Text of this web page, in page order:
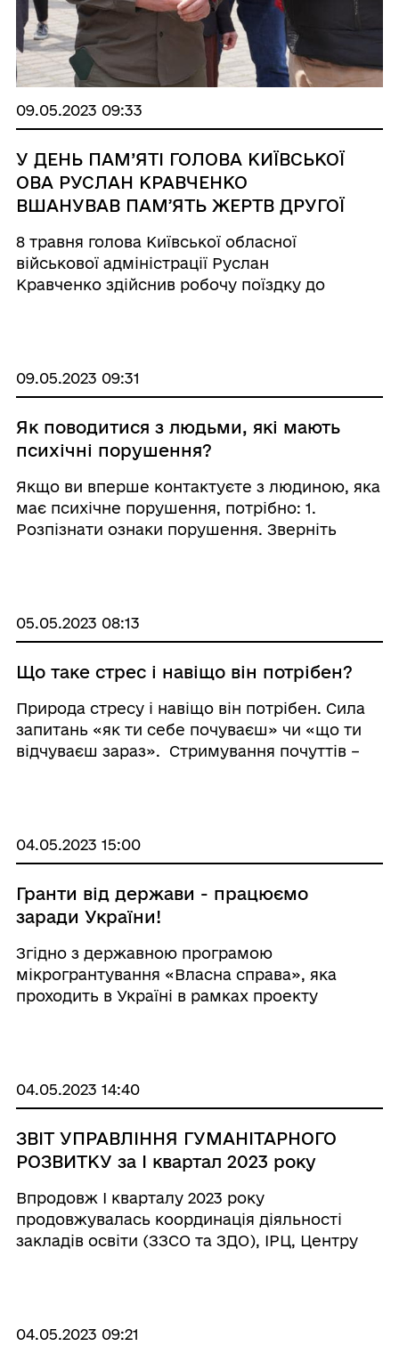
09.05.2023 09:33
У ДЕНЬ ПАМ’ЯТІ ГОЛОВА КИЇВСЬКОЇ
ОВА РУСЛАН КРАВЧЕНКО
ВШАНУВАВ ПАМʼЯТЬ ЖЕРТВ ДРУГОЇ
8 травня голова Київської обласної
військової адміністрації Руслан
Кравченко здійснив робочу поїздку до
09.05.2023 09:31
Як поводитися з людьми, які мають
психічні порушення?
Якщо ви вперше контактуєте з людиною, яка
має психічне порушення, потрібно: 1.
Розпізнати ознаки порушення. Зверніть
або уповіль ...
05.05.2023 08:13
Що таке стрес і навіщо він потрібен?
Природа стресу і навіщо він потрібен. Сила
запитань «як ти себе почуваєш» чи «що ти
відчуваєш зараз». Стримування почуттів –
04.05.2023 15:00
Гранти від держави - працюємо
заради України!
Згідно з державною програмою
мікрогрантування «Власна справа», яка
проходить в Україні в рамках проекту
04.05.2023 14:40
ЗВІТ УПРАВЛІННЯ ГУМАНІТАРНОГО
РОЗВИТКУ за І квартал 2023 року
Впродовж І кварталу 2023 року
продовжувалась координація діяльності
закладів освіти (ЗЗСО та ЗДО), ІРЦ, Центру
координаційна робота ...
04.05.2023 09:21